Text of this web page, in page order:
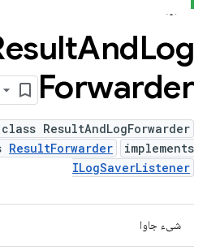
AndLog
Forwarder
ResultAndLogForwarder
ResultForwarder
implements
ILogSaverListener
شیء جاوا